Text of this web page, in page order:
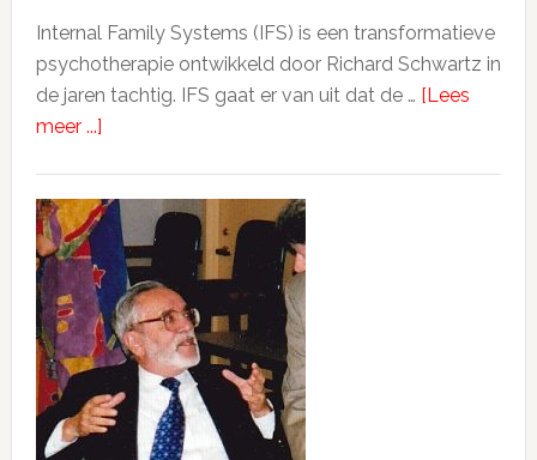
Internal Family Systems (IFS) is een transformatieve
psychotherapie ontwikkeld door Richard Schwartz in
de jaren tachtig. IFS gaat er van uit dat de … [Lees
meer ...]